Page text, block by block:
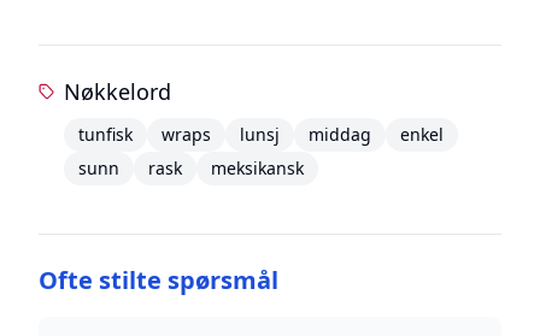
Nøkkelord
tunfisk wraps lunsj middag
enkel
sunn
rask meksikansk
Ofte stilte spørsmål